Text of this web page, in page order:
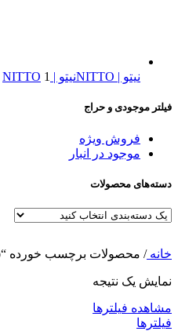
نیتو | NITTO نیتو | NITTO 1
فیلتر موجودی و حراج
فروش ویژه
موجود در انبار
دسته‌های محصولات
خانه/ محصولات برچسب خورده “QA-4000 Nitto”
نمایش یک نتیجه
مشاهده فیلترها
فیلترها